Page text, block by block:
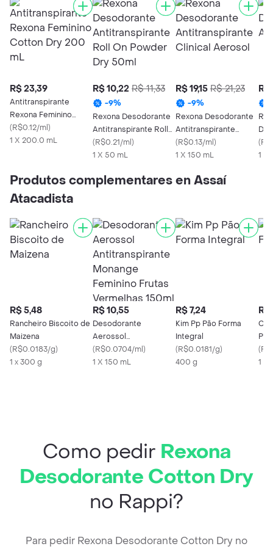
R$ 23,39
Antitranspirante
Rexona Feminino
Cotton Dry 200 mL
(R$0.12/ml)
1 X 200.0 mL
R$ 10,22 R$ 11,33
-9%
Rexona Desodorante
Antitranspirante Roll
On Powder Dry 50ml
(R$0.21/ml)
1 X 50 mL
R$ 19,15 R$ 21,23
-9%
Rexona Desodorante
Antitranspirante
Clinical Aerosol
(R$0.13/ml)
1 X 150 mL
R$
(
1 X
Produtos complementares en Assaí
Atacadista
R$ 5,48
Rancheiro Biscoito de
Maizena
(R$0.0183/g)
1 x 300 g
R$ 10,55
Desodorante
Aerossol
Antitranspirante
Monange Feminino
(R$0.0704/ml)
1 X 150 mL
R$ 7,24
Kim Pp Pão Forma
Integral
(R$0.0181/g)
400 g
R$
(
1 x
Como pedir Rexona
Desodorante Cotton Dry
no Rappi?
Para pedir Rexona Desodorante Cotton Dry no